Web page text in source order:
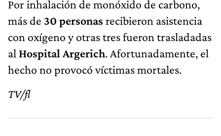
Por inhalación de monóxido de carbono,
más de 30 personas recibieron asistencia
con oxígeno y otras tres fueron trasladadas
al Hospital Argerich. Afortunadamente, el
hecho no provocó víctimas mortales.
TV/fl